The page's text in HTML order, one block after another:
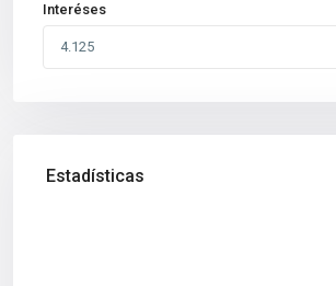
Interéses
Estadísticas